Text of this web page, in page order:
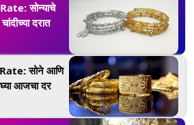
सोन्याचे
दरात
सोने आणि
घ्या आजचा दर